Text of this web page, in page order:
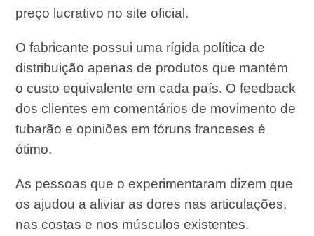
preço lucrativo no site oficial.
O fabricante possui uma rígida política de
distribuição apenas de produtos que mantém
o custo equivalente em cada país. O feedback
dos clientes em comentários de movimento de
tubarão e opiniões em fóruns franceses é
ótimo.
As pessoas que o experimentaram dizem que
os ajudou a aliviar as dores nas articulações,
nas costas e nos músculos existentes.